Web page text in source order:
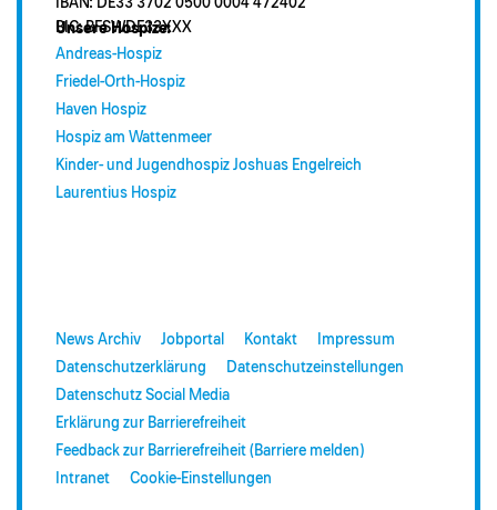
BIC: BFSWDE33XXX
Unsere Hospize:
Andreas-Hospiz
Friedel-Orth-Hospiz
Haven Hospiz
Hospiz am Wattenmeer
Kinder- und Jugendhospiz Joshuas Engelreich
Laurentius Hospiz
News Archiv Jobportal Kontakt
Impressum
Datenschutzerklärung
Datenschutzeinstellungen
Datenschutz Social Media
Erklärung zur Barrierefreiheit
Feedback zur Barrierefreiheit (Barriere melden)
Intranet
Cookie-Einstellungen